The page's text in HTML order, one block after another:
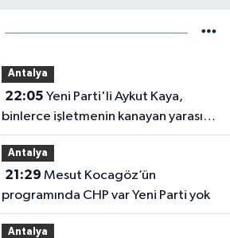
Antalya
22:05
binlerce işletmenin kanayan yarasını
Meclis'e taşıdı
Antalya
21:29
programında CHP var Yeni Parti yok
Antalya